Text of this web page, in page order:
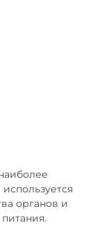
органов и